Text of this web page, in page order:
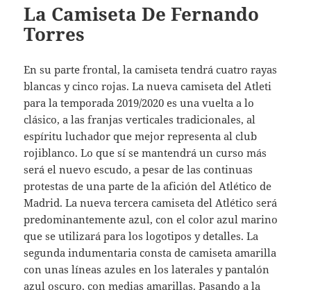
La Camiseta De Fernando
Torres
En su parte frontal, la camiseta tendrá cuatro rayas
blancas y cinco rojas. La nueva camiseta del Atleti
para la temporada 2019/2020 es una vuelta a lo
clásico, a las franjas verticales tradicionales, al
espíritu luchador que mejor representa al club
rojiblanco. Lo que sí se mantendrá un curso más
será el nuevo escudo, a pesar de las continuas
protestas de una parte de la afición del Atlético de
Madrid. La nueva tercera camiseta del Atlético será
predominantemente azul, con el color azul marino
que se utilizará para los logotipos y detalles. La
segunda indumentaria consta de camiseta amarilla
con unas líneas azules en los laterales y pantalón
azul oscuro, con medias amarillas. Pasando a la